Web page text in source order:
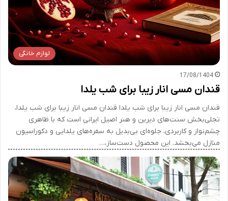
لوازم خانگی
17/08/1404
قندان مسی انار زیبا برای شب یلدا
قندان مسی انار زیبا برای شب یلدا قندان مسی انار زیبا برای شب یلدا،
تجلی‌بخش سنت‌های دیرین و هنر اصیل ایرانی است که با ظاهری
چشم‌نواز و کاربردی، جلوه‌ای بی‌بدیل به سفره‌های یلدایی و دکوراسیون
منازل می‌بخشد. این محصول دست‌ساز،…